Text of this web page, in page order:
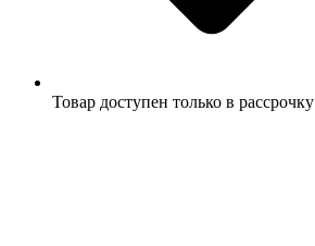
Товар доступен только в рассрочку